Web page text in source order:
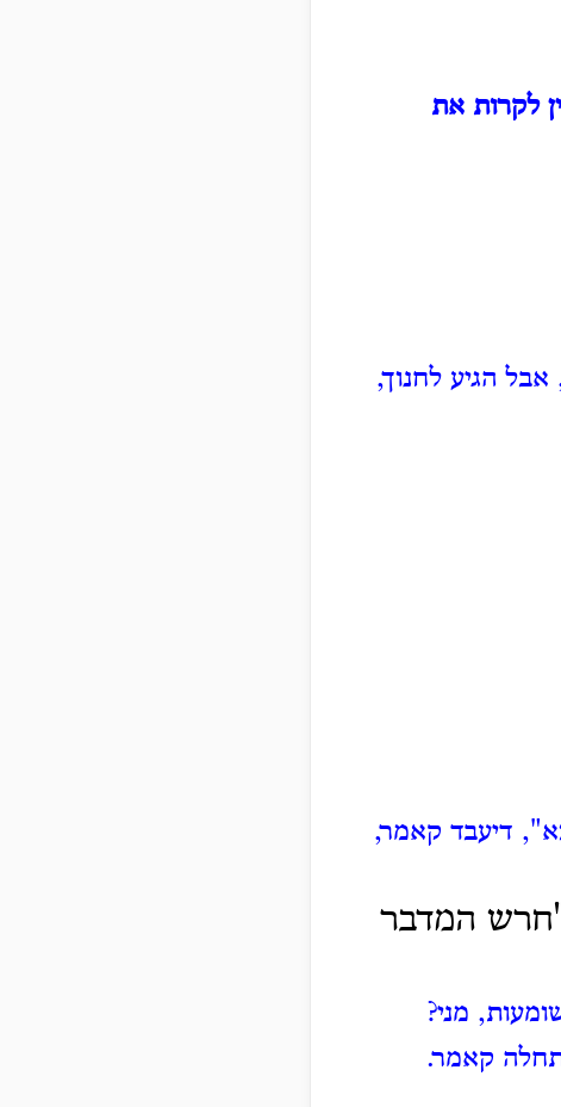
לקרות את
הגיע לחנוך,
דיעבד קאמר,
"חרש המדבר
מני?
קאמר.